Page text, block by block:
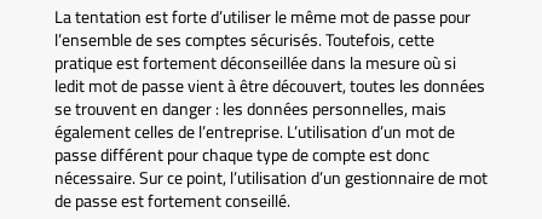
La tentation est forte d’utiliser le même mot de passe pour
l’ensemble de ses comptes sécurisés. Toutefois, cette
pratique est fortement déconseillée dans la mesure où si
ledit mot de passe vient à être découvert, toutes les données
se trouvent en danger : les données personnelles, mais
également celles de l’entreprise. L’utilisation d’un mot de
passe différent pour chaque type de compte est donc
nécessaire. Sur ce point, l’utilisation d’un gestionnaire de mot
de passe est fortement conseillé.